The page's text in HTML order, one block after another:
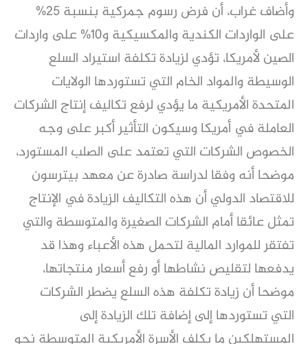
وأضاف غراب، أن فرض رسوم جمركية بنسبة 25%
على الواردات الكندية والمكسيكية و10% على واردات
الصين لأمريكا، تؤدي لزيادة تكلفة استيراد السلع
الوسيطة والمواد الخام التي تستوردها الولايات
المتحدة الأمريكية ما يؤدي لرفع تكاليف إنتاج الشركات
العاملة في أمريكا وسيكون التأثير أكبر على وجه
الخصوص الشركات التي تعتمد على الصلب المستورد،
موضحا أنه وفقا لدراسة صادرة عن معهد بيترسون
للاقتصاد الدولي أن هذه التكاليف الزيادة في الإنتاج
تمثل عائقا أمام الشركات الصغيرة والمتوسطة والتي
تفتقر للموارد المالية لتحمل هذه الأعباء وهذا قد
يدفعها لتقليص نشاطها أو رفع أسعار منتجاتها،
موضحا أن زيادة تكلفة هذه السلع يضطر الشركات
التي تستوردها إلى إضافة تلك الزيادة إلى